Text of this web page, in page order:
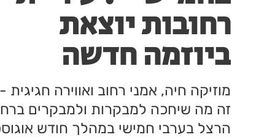
רחובות יוצאת
ביוזמה חדשה
לעידוד העסקים
במרכז העיר
מוזיקה חיה, אמני רחוב ואווירה חגיגית -
זה מה שיחכה למבקרות ולמבקרים
הרצל בערבי חמישי במהלך חודש